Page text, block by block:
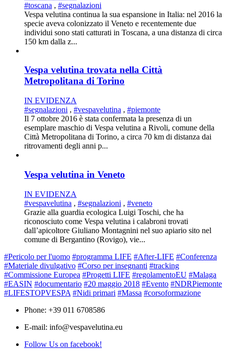
#toscana , #segnalazioni
Vespa velutina continua la sua espansione in Italia: nel 2016 la
specie aveva colonizzato il Veneto e recentemente due
individui sono stati catturati in Toscana, a una distanza di circa
150 km dalla z...
Vespa velutina trovata nella Città
Metropolitana di Torino
IN EVIDENZA
#segnalazioni , #vespavelutina , #piemonte
Il 7 ottobre 2016 è stata confermata la presenza di un
esemplare maschio di Vespa velutina a Rivoli, comune della
Città Metropolitana di Torino, a circa 70 km di distanza dai
ritrovamenti degli anni p...
Vespa velutina in Veneto
IN EVIDENZA
#vespavelutina , #segnalazioni , #veneto
Grazie alla guardia ecologica Luigi Toschi, che ha
riconosciuto come Vespa velutina i calabroni trovati
dall’apicoltore Giuliano Montagnini nel suo apiario sito nel
comune di Bergantino (Rovigo), vie...
#Pericolo per l'uomo #programma LIFE #After-LIFE #Conferenza
#Materiale divulgativo #Corso per insegnanti #tracking
#Commissione Europea #Progetti LIFE #regolamentoEU #Malaga
#EASIN #documentario #20 maggio 2018 #Evento #NDRPiemonte
#LIFESTOPVESPA #Nidi primari #Massa #corsoformazione
Phone: +39 011 6708586
E-mail: info@vespavelutina.eu
Follow Us on facebook!